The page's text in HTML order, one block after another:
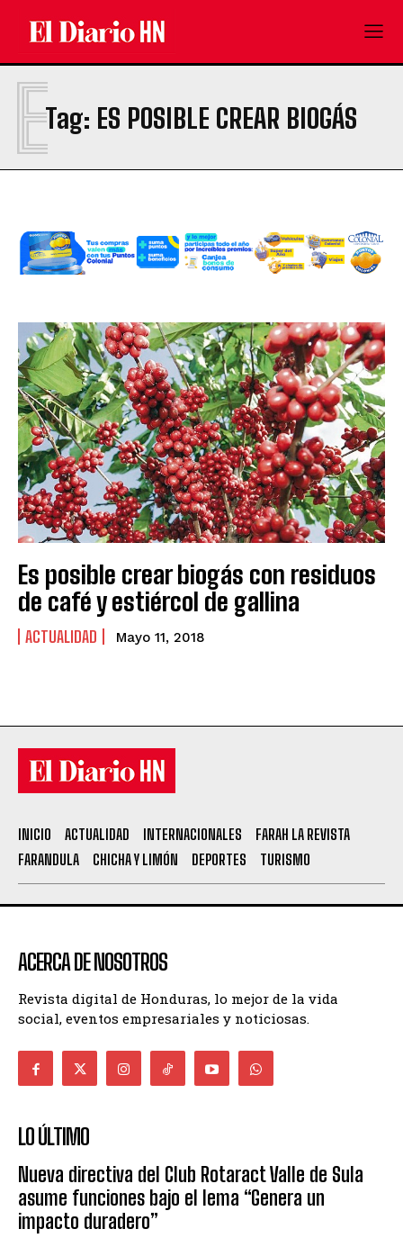
Tag: ES POSIBLE CREAR BIOGÁS
E
Es posible crear biogás con residuos
de café y estiércol de gallina
ACTUALIDAD Mayo 11, 2018
INICIO ACTUALIDAD INTERNACIONALES
FARAH LA REVISTA
FARANDULA
CHICHA Y LIMÓN DEPORTES TURISMO
ACERCA DE NOSOTROS
Revista digital de Honduras, lo mejor de la vida
social, eventos empresariales y noticiosas.
LO ÚLTIMO
Nueva directiva del Club Rotaract Valle de Sula
asume funciones bajo el lema “Genera un
impacto duradero”